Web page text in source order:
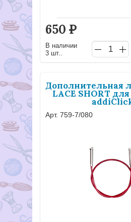
650 Р
В наличии
3 шт..
Дополнительная
LACE SHORT
Арт. 759-7/080